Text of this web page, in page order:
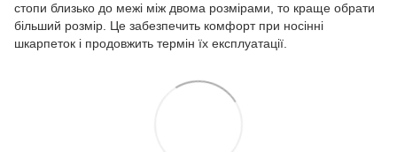
стопи близько до межі між двома розмірами, то краще обрати
більший розмір. Це забезпечить комфорт при носінні
шкарпеток і продовжить термін їх експлуатації.